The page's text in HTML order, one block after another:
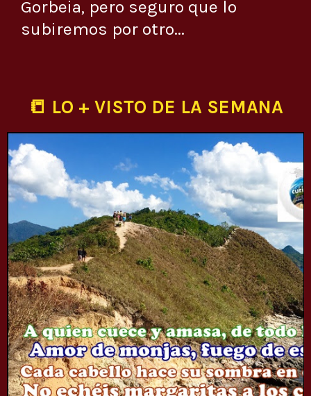
Gorbeia, pero seguro que lo
subiremos por otro...
📒 LO + VISTO DE LA SEMANA